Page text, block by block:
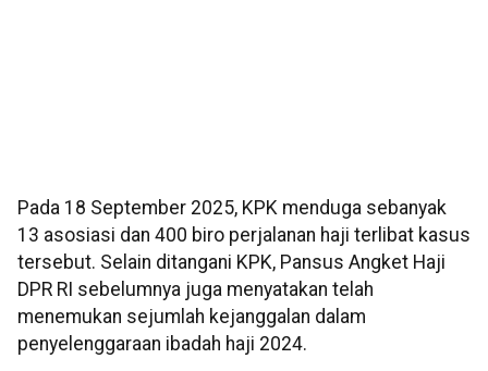
Pada 18 September 2025, KPK menduga sebanyak
13 asosiasi dan 400 biro perjalanan haji terlibat kasus
tersebut. Selain ditangani KPK, Pansus Angket Haji
DPR RI sebelumnya juga menyatakan telah
menemukan sejumlah kejanggalan dalam
penyelenggaraan ibadah haji 2024.